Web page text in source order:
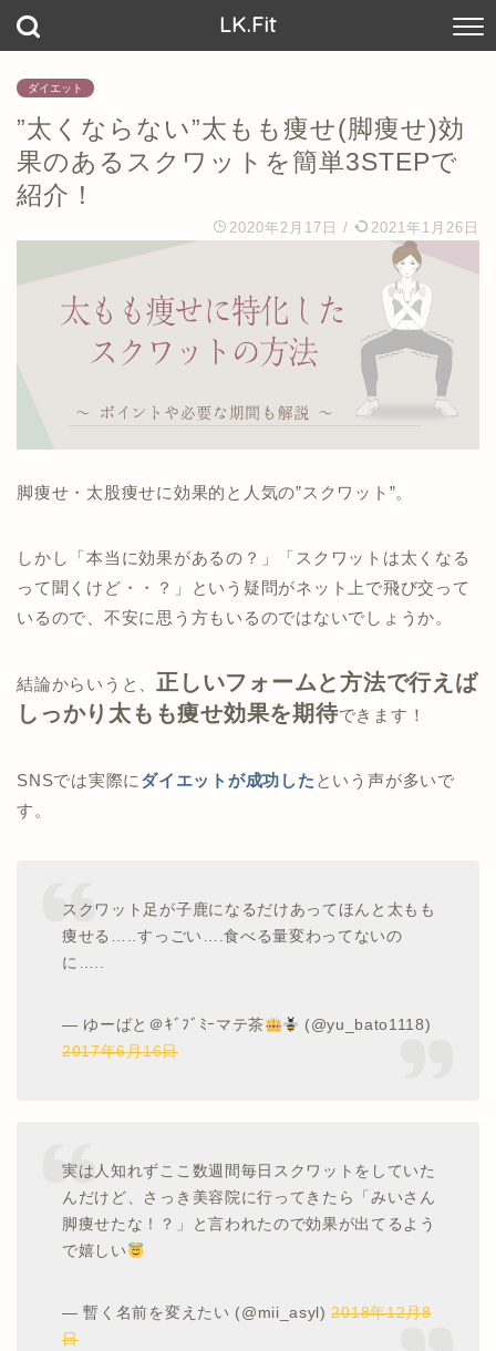
LK.Fit
ダイエット
”太くならない”太もも痩せ(脚痩せ)効
果のあるスクワットを簡単3STEPで
紹介！
2020年2月17日 / 2021年1月26日
脚痩せ・太股痩せに効果的と人気の”スクワット”。
しかし「本当に効果があるの？」「スクワットは太くなる
って聞くけど・・？」という疑問がネット上で飛び交って
いるので、不安に思う方もいるのではないでしょうか。
結論からいうと、正しいフォームと方法で行えば
しっかり太もも痩せ効果を期待できます！
SNSでは実際にダイエットが成功した という声が多いで
す。
スクワット足が子鹿になるだけあってほんと太もも
痩せる…..すっごい….食べる量変わってないの
に…..
— ゆーばと＠ｷﾞﾌﾞﾐｰマテ茶
(@yu_bato1118)
2017年6月16日
実は人知れずここ数週間毎日スクワットをしていた
んだけど、さっき美容院に行ってきたら「みいさん
脚痩せたな！？」と言われたので効果が出てるよう
で嬉しい
— 暫く名前を変えたい (@mii_asyl)2018年12月8
日